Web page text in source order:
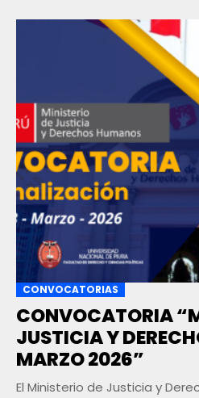
CONVOCATORIAS
CONVOCATORIA
JUSTICIA Y
MARZO 2026”
El Ministerio de Justicia y